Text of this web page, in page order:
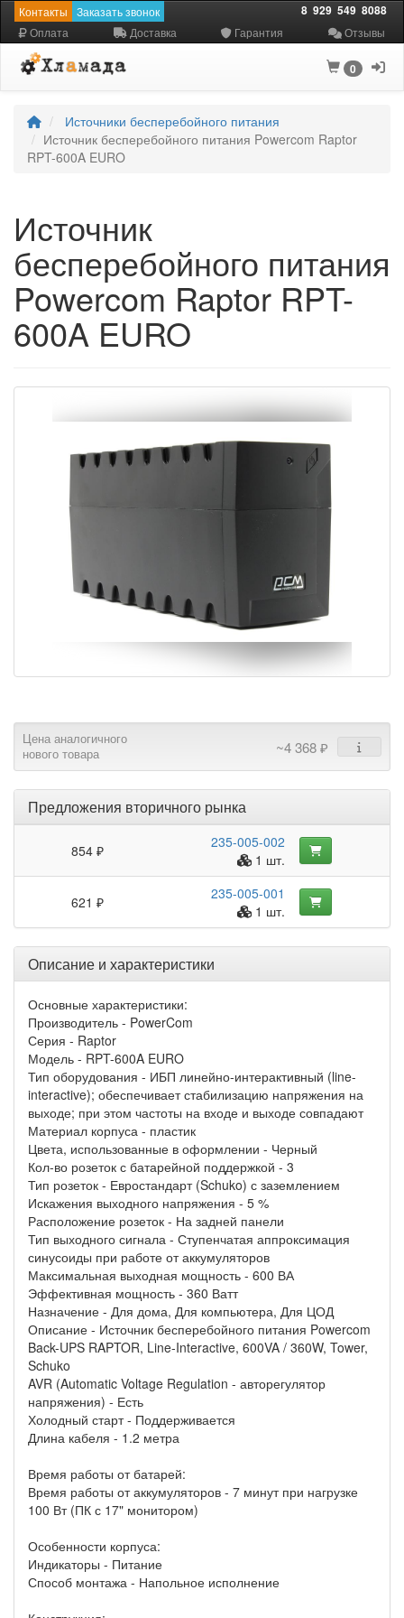
Контакты Заказать звонок 8 929 549 8088
Оплата Доставка Гарантия Отзывы
0
Источники бесперебойного питания
Источник бесперебойного питания Powercom Raptor
RPT-600A EURO
Источник
бесперебойного питания
Powercom Raptor RPT-
600A EURO
Цена аналогичного
нового товара
~4 368 ₽
Предложения вторичного рынка
854 ₽
235-005-002
1 шт.
621 ₽
235-005-001
1 шт.
Описание и характеристики
Основные характеристики:
Производитель - PowerCom
Серия - Raptor
Модель - RPT-600A EURO
Тип оборудования - ИБП линейно-интерактивный (line-
interactive); обеспечивает стабилизацию напряжения на
выходе; при этом частоты на входе и выходе совпадают
Материал корпуса - пластик
Цвета, использованные в оформлении - Черный
Кол-во розеток с батарейной поддержкой - 3
Тип розеток - Евростандарт (Schuko) с заземлением
Искажения выходного напряжения - 5 %
Расположение розеток - На задней панели
Тип выходного сигнала - Ступенчатая аппроксимация
синусоиды при работе от аккумуляторов
Максимальная выходная мощность - 600 ВА
Эффективная мощность - 360 Ватт
Назначение - Для дома, Для компьютера, Для ЦОД
Описание - Источник бесперебойного питания Powercom
Back-UPS RAPTOR, Line-Interactive, 600VA / 360W, Tower,
Schuko
AVR (Automatic Voltage Regulation - авторегулятор
напряжения) - Есть
Холодный старт - Поддерживается
Длина кабеля - 1.2 метра
Время работы от батарей:
Время работы от аккумуляторов - 7 минут при нагрузке
100 Вт (ПК с 17" монитором)
Особенности корпуса:
Индикаторы - Питание
Способ монтажа - Напольное исполнение